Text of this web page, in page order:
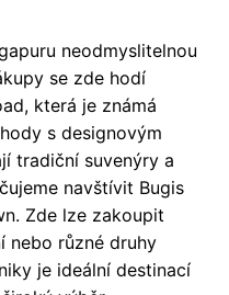
neodmyslitelnou
se zde hodí
která je známá
s designovým
tradiční suvenýry a
navštívit Bugis
Zde lze zakoupit
nebo různé druhy
je ideální destinací